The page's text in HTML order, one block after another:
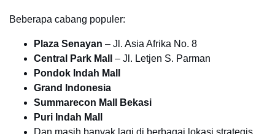
Beberapa cabang populer:
Plaza Senayan – Jl. Asia Afrika No. 8
Central Park Mall
– Jl. Letjen S. Parman
Pondok Indah Mall
Grand Indonesia
Summarecon Mall Bekasi
Puri Indah Mall
Dan masih banyak lagi di berbagai lokasi strategis.